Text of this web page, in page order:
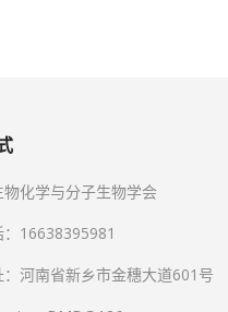
化学与分子生物学会
16638395981
河南省新乡市金穗大道601号